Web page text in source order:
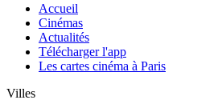
Accueil
Cinémas
Actualités
Télécharger l'app
Les cartes cinéma à Paris
Villes